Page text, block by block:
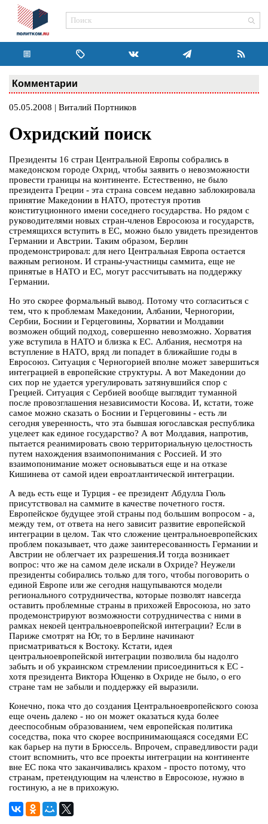
Комментарии
05.05.2008 | Виталий Портников
Охридский поиск
Президенты 16 стран Центральной Европы собрались в
македонском городе Охрид, чтобы заявить о невозможности
провести границы на континенте. Естественно, не было
президента Греции - эта страна совсем недавно заблокировала
принятие Македонии в НАТО, протестуя против
конституционного имени соседнего государства. Но рядом с
руководителями новых стран-членов Евросоюза и государств,
стремящихся вступить в ЕС, можно было увидеть президентов
Германии и Австрии. Таким образом, Берлин
продемонстрировал: для него Центральная Европа остается
важным регионом. И страны-участницы саммита, еще не
принятые в НАТО и ЕС, могут рассчитывать на поддержку
Германии.
Но это скорее формальный вывод. Потому что согласиться с
тем, что к проблемам Македонии, Албании, Черногории,
Сербии, Боснии и Герцеговины, Хорватии и Молдавии
возможен общий подход, совершенно невозможно. Хорватия
уже вступила в НАТО и близка к ЕС. Албания, несмотря на
вступление в НАТО, вряд ли попадет в ближайшие годы в
Евросоюз. Ситуация с Черногорией вполне может завершиться
интеграцией в европейские структуры. А вот Македонии до
сих пор не удается урегулировать затянувшийся спор с
Грецией. Ситуация с Сербией вообще выглядит туманной
после провозглашения независимости Косова. И, кстати, тоже
самое можно сказать о Боснии и Герцеговины - есть ли
сегодня уверенность, что эта бывшая югославская республика
уцелеет как единое государство? А вот Молдавия, напротив,
пытается реанимировать свою территориальную целостность
путем нахождения взаимопонимания с Россией. И это
взаимопонимание может основываться еще и на отказе
Кишинева от самой идеи евроатлантической интеграции.
А ведь есть еще и Турция - ее президент Абдулла Гюль
присутствовал на саммите в качестве почетного гостя.
Европейское будущее этой страны под большим вопросом - а,
между тем, от ответа на него зависит развитие европейской
интеграции в целом. Так что сложение центральноевропейских
проблем показывает, что даже заинтересованность Германии и
Австрии не облегчает их разрешения.И тогда возникает
вопрос: что же на самом деле искали в Охриде? Неужели
президенты собирались только для того, чтобы поговорить о
единой Европе или же сегодня нащупываются модели
регионального сотрудничества, которые позволят навсегда
оставить проблемные страны в прихожей Евросоюза, но зато
продемонстрируют возможности сотрудничества с ними в
рамках некоей центральноевропейской интеграции? Если в
Париже смотрят на Юг, то в Берлине начинают
присматриваться к Востоку. Кстати, идея
центральноевропейской интеграции позволила бы надолго
забыть и об украинском стремлении присоединиться к ЕС -
хотя президента Виктора Ющенко в Охриде не было, о его
стране там не забыли и поддержку ей выразили.
Конечно, пока что до создания Центральноевропейского союза
еще очень далеко - но он может оказаться куда более
дееспособным образованием, чем европейская политика
соседства, пока что скорее воспринимающаяся соседями ЕС
как барьер на пути в Брюссель. Впрочем, справедливости ради
стоит вспомнить, что все проекты интеграции на континенте
вне ЕС пока что заканчивались крахом - просто потому, что
странам, претендующим на членство в Евросоюзе, нужно в
гостиную, а не в прихожую.